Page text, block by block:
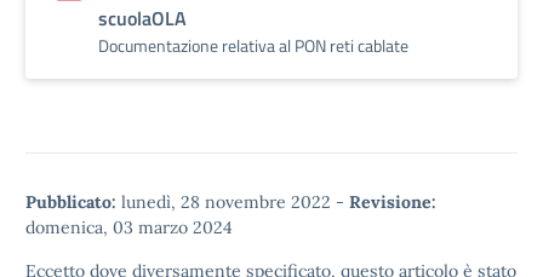
scuolaOLA
Documentazione relativa al PON reti cablate
Pubblicato: lunedì, 28 novembre 2022 - Revisione:
domenica, 03 marzo 2024
Eccetto dove diversamente specificato, questo articolo è stato